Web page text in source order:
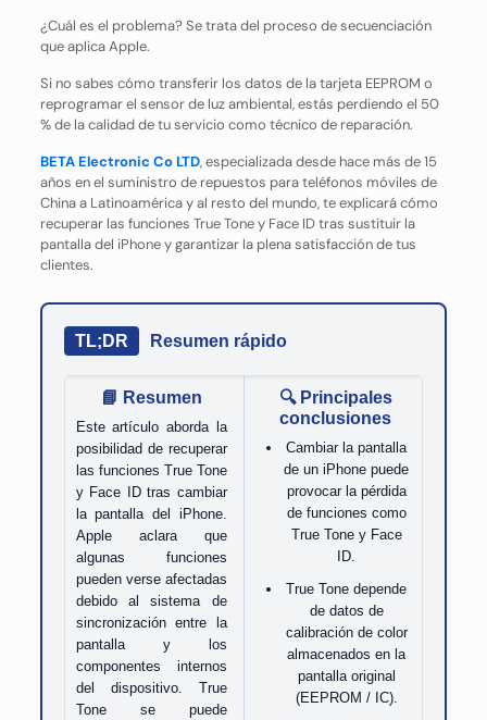
¿Cuál es el problema? Se trata del proceso de secuenciación
que aplica Apple.
Si no sabes cómo transferir los datos de la tarjeta EEPROM o
reprogramar el sensor de luz ambiental, estás perdiendo el 50
% de la calidad de tu servicio como técnico de reparación.
BETA Electronic Co LTD, especializada desde hace más de 15
años en el suministro de repuestos para teléfonos móviles de
China a Latinoamérica y al resto del mundo, te explicará cómo
recuperar las funciones True Tone y Face ID tras sustituir la
pantalla del iPhone y garantizar la plena satisfacción de tus
clientes.
TL;DR Resumen rápido
📘 Resumen
Este artículo aborda la
posibilidad de recuperar
las funciones True Tone
y Face ID tras cambiar
la pantalla del iPhone.
Apple aclara que
algunas funciones
pueden verse afectadas
debido al sistema de
sincronización entre la
pantalla y los
componentes internos
del dispositivo. True
Tone se puede
🔍 Principales
conclusiones
Cambiar la pantalla
de un iPhone puede
provocar la pérdida
de funciones como
True Tone y Face
ID.
True Tone depende
de datos de
calibración de color
almacenados en la
pantalla original
(EEPROM / IC).